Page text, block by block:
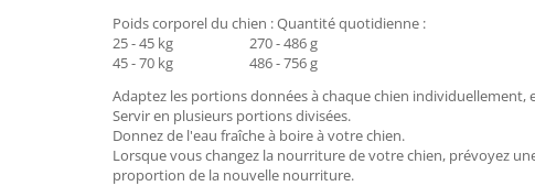
Poids corporel du chien : Quantité quotidienne :
25 - 45 kg 270 - 486 g
45 - 70 kg 486 - 756 g
Adaptez les portions données à chaque chien
Servir en plusieurs portions divisées.
Donnez de l'eau fraîche à boire à votre chien.
Lorsque vous changez la nourriture de votre chien, prévoyez
proportion de la nouvelle nourriture.